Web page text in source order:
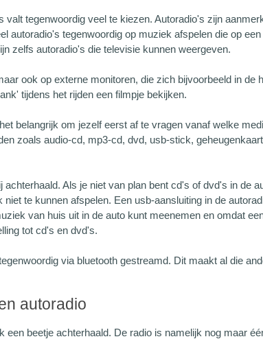
valt tegenwoordig veel te kiezen. Autoradio's zijn
autoradio's tegenwoordig op muziek afspelen die op
zelfs autoradio's die televisie kunnen weergeven.
ook op externe monitoren, die zich bijvoorbeeld in de
tijdens het rijden een filmpje bekijken.
belangrijk om jezelf eerst af te vragen vanaf welke
zoals audio-cd, mp3-cd, dvd, usb-stick,
Als je niet van plan bent cd's of dvd's in de
te kunnen afspelen. Een usb-aansluiting in de
van huis uit in de auto kunt meenemen en omdat
tot cd's en dvd's.
via bluetooth gestreamd. Dit maakt al die
autoradio
een beetje achterhaald. De radio is namelijk nog maar